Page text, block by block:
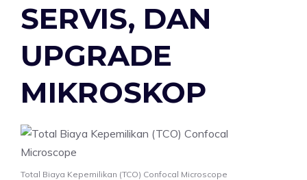
SERVIS, DAN
UPGRADE
MIKROSKOP
Total Biaya Kepemilikan (TCO) Confocal Microscope